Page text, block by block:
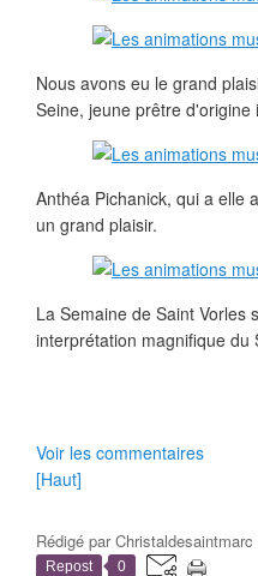
Nous avons eu le grand
Seine, jeune prêtre
Anthéa Pichanick, qui a elle
un grand plaisir.
La Semaine de Saint
interprétation magnifique du
Voir les commentaires
[Haut]
Rédigé parChristaldesaintmarc
Repost 0